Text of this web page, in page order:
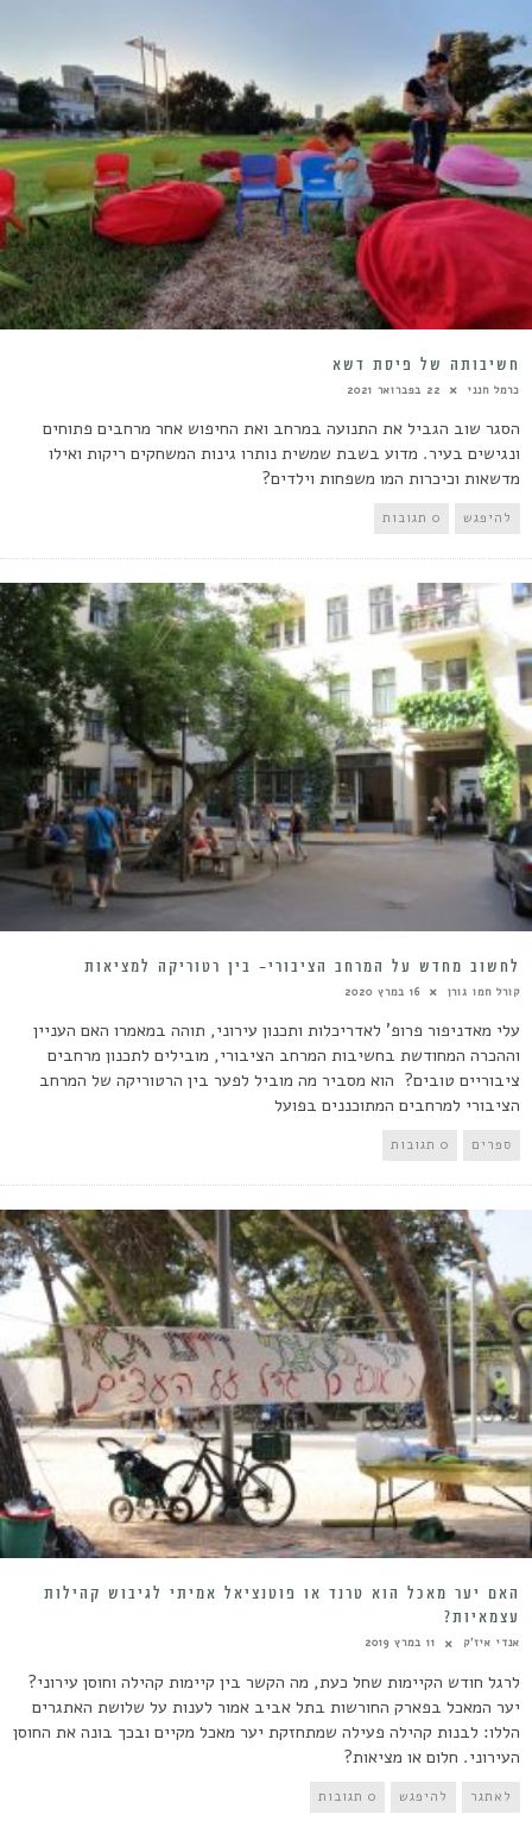
חשיבותה של פיסת דשא
כרמל חנני 22 בפברואר 2021
הסגר שוב הגביל את התנועה במרחב ואת החיפוש אחר מרחבים פתוחים
ונגישים בעיר. מדוע בשבת שמשית נותרו גינות המשחקים ריקות ואילו
מדשאות וכיכרות המו משפחות וילדים?
להיפגש 0 תגובות
לחשוב מחדש על המרחב הציבורי- בין רטוריקה למציאות
קורל חמו גורן 16 במרץ 2020
עלי מאדניפור פרופ' לאדריכלות ותכנון עירוני, תוהה במאמרו האם העניין
וההכרה המחודשת בחשיבות המרחב הציבורי, מובילים לתכנון מרחבים
ציבוריים טובים? הוא מסביר מה מוביל לפער בין הרטוריקה של המרחב
הציבורי למרחבים המתוכננים בפועל
ספרים 0 תגובות
האם יער מאכל הוא טרנד או פוטנציאל אמיתי לגיבוש קהילות
עצמאיות?
אנדי איז'ק 11 במרץ 2019
לרגל חודש הקיימות שחל כעת, מה הקשר בין קיימות קהילה וחוסן עירוני?
יער המאכל בפארק החורשות בתל אביב אמור לענות על שלושת האתגרים
הללו: לבנות קהילה פעילה שמתחזקת יער מאכל מקיים ובכך בונה את החוסן
העירוני. חלום או מציאות?
לאתגר להיפגש 0 תגובות